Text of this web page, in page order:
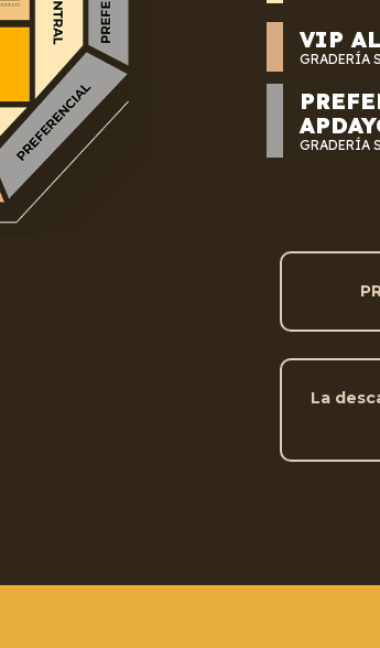
VIP
GRADERÍA
GRADERÍA
La